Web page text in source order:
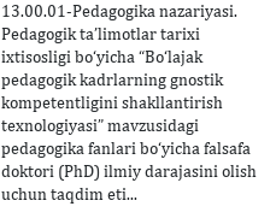
13.00.01-Pedagogika nazariyasi.
Pedagogik ta’limotlar tarixi
ixtisosligi bo‘yicha “Bo‘lajak
pedagogik kadrlarning gnostik
kompetentligini shakllantirish
texnologiyasi” mavzusidagi
pedagogika fanlari bo‘yicha falsafa
doktori (PhD) ilmiy darajasini olish
uchun taqdim eti...